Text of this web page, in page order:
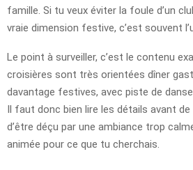
famille. Si tu veux éviter la foule d’un
vraie dimension festive, c’est souvent
Le point à surveiller, c’est le contenu
croisières sont très orientées dîner
davantage festives, avec piste de
Il faut donc bien lire les détails avant
d’être déçu par une ambiance trop
animée pour ce que tu cherchais.